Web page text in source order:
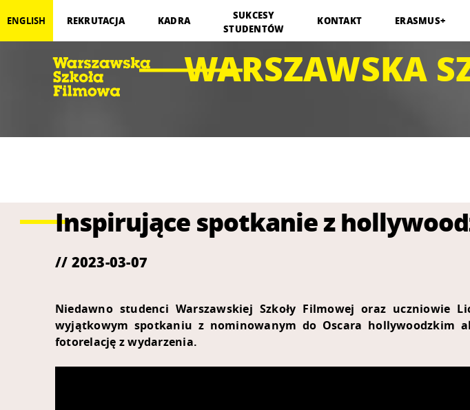
WARSZAWSKA
ENGLISH REKRUTACJA KADRA
SUKCESY
STUDENTÓW
KONTAKT ERASMUS+
Inspirujące spotkanie z
// 2023-03-07
Niedawno studenci Warszawskiej Szkoły Filmowej oraz
wyjątkowym spotkaniu z nominowanym do Oscara hollywoodzkim
fotorelację z wydarzenia.